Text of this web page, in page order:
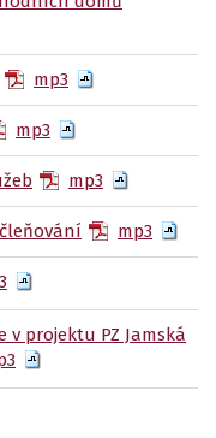
mp3
mp3
mp3
mp3
projektu PZ Jamská